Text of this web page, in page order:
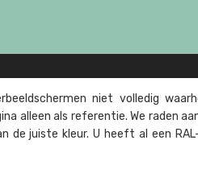
niet volledig
alleen als referentie. We raden
de juiste kleur. U heeft al een